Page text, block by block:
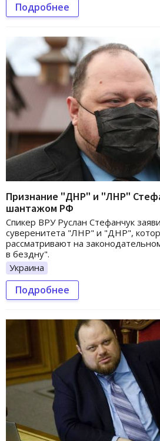
Подробнее
Признание "ДНР" и "ЛНР"
шантажом РФ
Спикер ВРУ Руслан Стефанчук
суверенитета "ЛНР" и "ДНР",
рассматривают на
в бездну".
Украина
Подробнее